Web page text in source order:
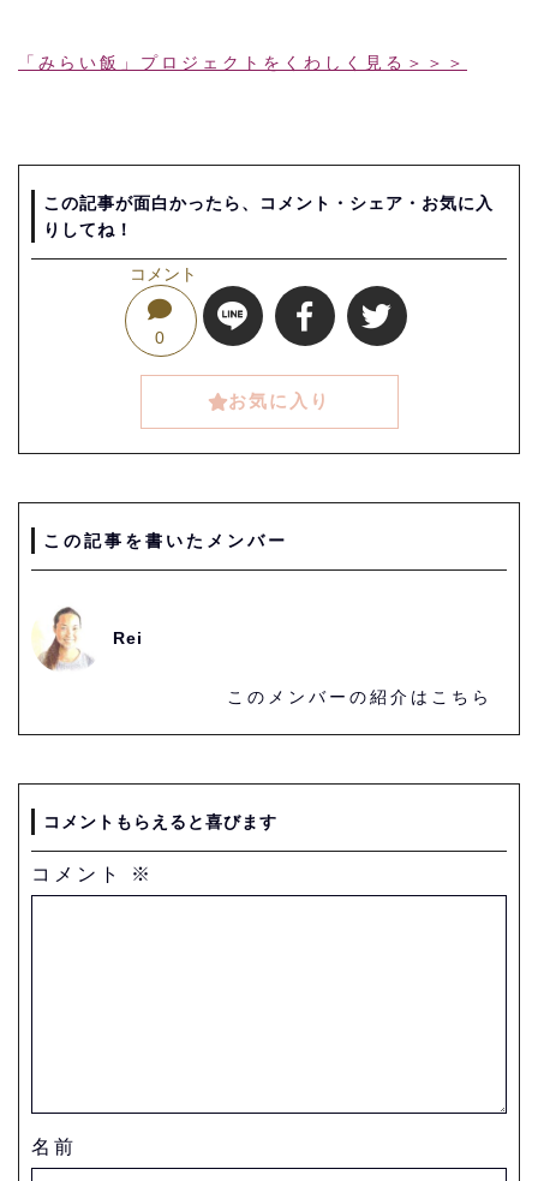
「みらい飯」プロジェクトをくわしく見る＞＞＞
この記事が面白かったら、コメント・シェア・お気に入
りしてね！
コメント
0
お気に入り
この記事を書いたメンバー
Rei
このメンバーの紹介はこちら
コメントもらえると喜びます
コメント ※
名前